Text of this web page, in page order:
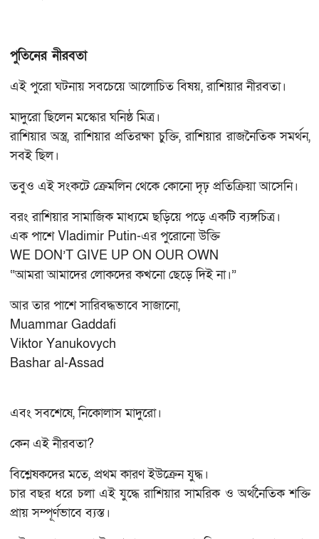
পুতিনের নীরবতা
এই পুরো ঘটনায় সবচেয়ে আলোচিত বিষয়, রাশিয়ার নীরবতা।
মাদুরো ছিলেন মস্কোর ঘনিষ্ঠ মিত্র।
রাশিয়ার অস্ত্র, রাশিয়ার প্রতিরক্ষা চুক্তি, রাশিয়ার রাজনৈতিক সমর্থন,
সবই ছিল।
তবুও এই সংকটে ক্রেমলিন থেকে কোনো দৃঢ় প্রতিক্রিয়া আসেনি।
বরং রাশিয়ার সামাজিক মাধ্যমে ছড়িয়ে পড়ে একটি ব্যঙ্গচিত্র।
এক পাশে Vladimir Putin-এর পুরোনো উক্তি
WE DON’T GIVE UP ON OUR OWN
“আমরা আমাদের লোকদের কখনো ছেড়ে দিই না।”
আর তার পাশে সারিবদ্ধভাবে সাজানো,
Muammar Gaddafi
Viktor Yanukovych
Bashar al-Assad
এবং সবশেষে, নিকোলাস মাদুরো।
কেন এই নীরবতা?
বিশ্লেষকদের মতে, প্রথম কারণ ইউক্রেন যুদ্ধ।
চার বছর ধরে চলা এই যুদ্ধে রাশিয়ার সামরিক ও অর্থনৈতিক শক্তি
প্রায় সম্পূর্ণভাবে ব্যস্ত।